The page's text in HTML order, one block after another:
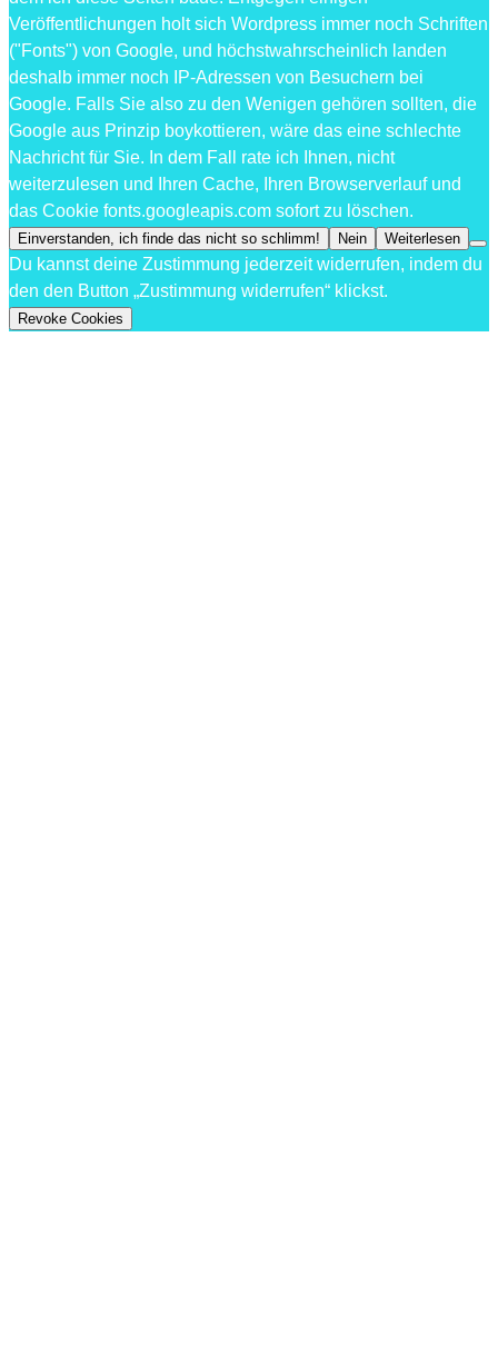
Veröffentlichungen holt sich Wordpress immer noch Schriften
("Fonts") von Google, und höchstwahrscheinlich landen
deshalb immer noch IP-Adressen von Besuchern bei
Google. Falls Sie also zu den Wenigen gehören sollten, die
Google aus Prinzip boykottieren, wäre das eine schlechte
Nachricht für Sie. In dem Fall rate ich Ihnen, nicht
weiterzulesen und Ihren Cache, Ihren Browserverlauf und
das Cookie fonts.googleapis.com sofort zu löschen.
Einverstanden, ich finde das nicht so schlimm! Nein Weiterlesen
Du kannst deine Zustimmung jederzeit widerrufen, indem du
den den Button „Zustimmung widerrufen“ klickst.
Revoke Cookies